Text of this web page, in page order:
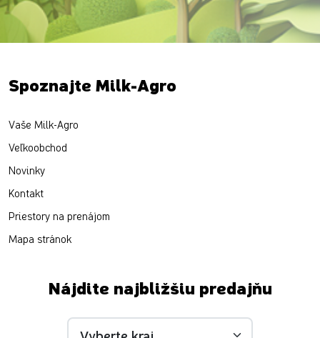
Spoznajte Milk-Agro
Vaše Milk-Agro
Veľkoobchod
Novinky
Kontakt
Priestory na prenájom
Mapa stránok
Nájdite najbližšiu predajňu